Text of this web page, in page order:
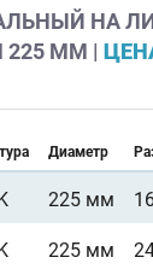
НА
225 ММ |
Диаметр
225 мм
225 мм